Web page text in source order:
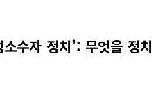
수자 정치’: 무엇을 정치